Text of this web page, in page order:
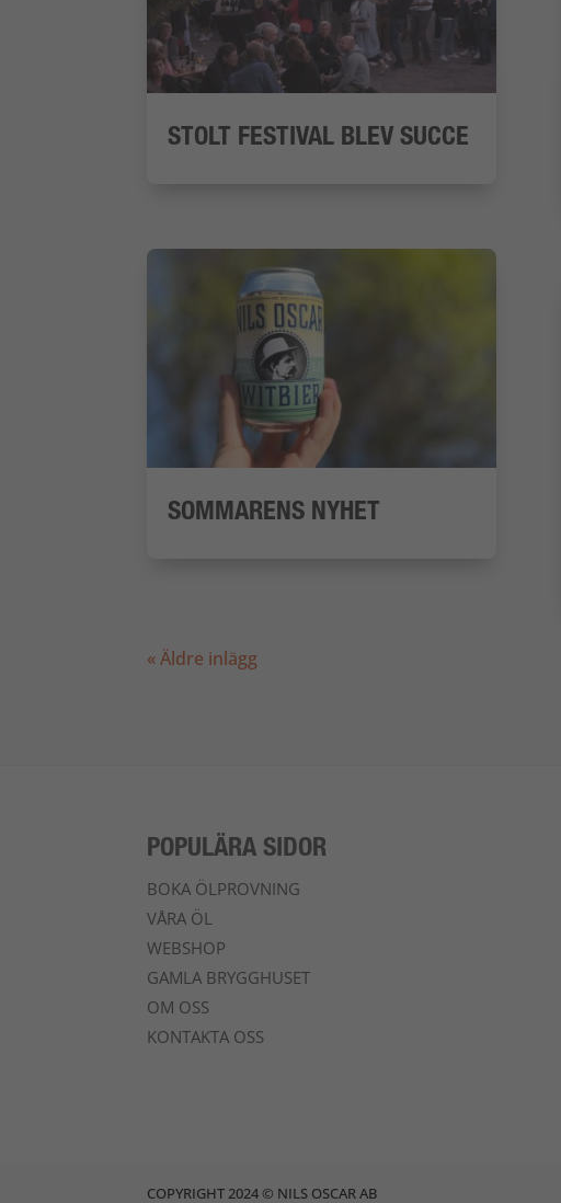
STOLT FESTIVAL BLEV SUCCE
SOMMARENS NYHET
« Äldre inlägg
POPULÄRA SIDOR
BOKA ÖLPROVNING
VÅRA ÖL
WEBSHOP
GAMLA BRYGGHUSET
OM OSS
KONTAKTA OSS
COPYRIGHT 2024 © NILS OSCAR AB